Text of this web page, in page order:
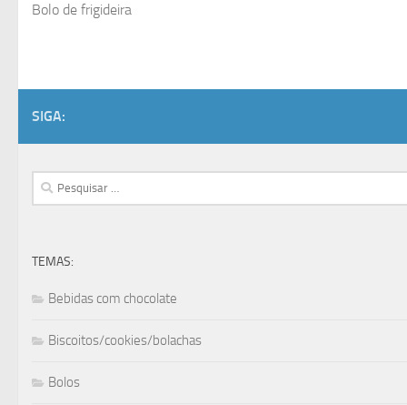
Bolo de frigideira
SIGA:
Pesquisar
por:
TEMAS:
Bebidas com chocolate
Biscoitos/cookies/bolachas
Bolos